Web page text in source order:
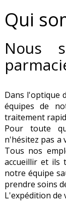
Qui
Nous
Dans l'optique
équipes de
traitement
Pour toute
n'hésitez pas a
Tous nos
accueillir et ils
notre équipe
prendre soins
L'expédition de